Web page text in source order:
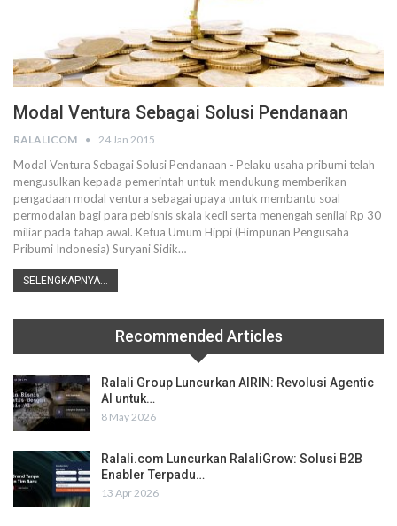
Modal Ventura Sebagai Solusi Pendanaan
RALALICOM 24 Jan 2015
Modal Ventura Sebagai Solusi Pendanaan - Pelaku usaha pribumi telah
mengusulkan kepada pemerintah untuk mendukung memberikan
pengadaan modal ventura sebagai upaya untuk membantu soal
permodalan bagi para pebisnis skala kecil serta menengah senilai Rp 30
miliar pada tahap awal. Ketua Umum Hippi (Himpunan Pengusaha
Pribumi Indonesia) Suryani Sidik…
SELENGKAPNYA...
Recommended Articles
Ralali Group Luncurkan AIRIN: Revolusi Agentic
AI untuk…
8 May 2026
Ralali.com Luncurkan RalaliGrow: Solusi B2B
Enabler Terpadu…
13 Apr 2026